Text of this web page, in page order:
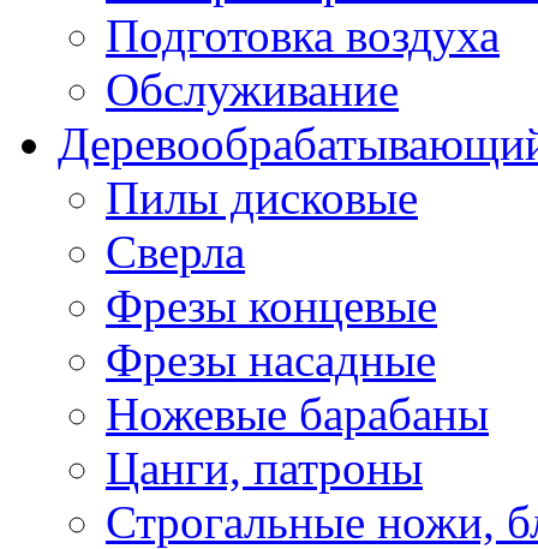
Подготовка воздуха
Обслуживание
Пилы дисковые
Сверла
Фрезы концевые
Фрезы насадные
Ножевые барабаны
Цанги, патроны
Строгальные ножи,